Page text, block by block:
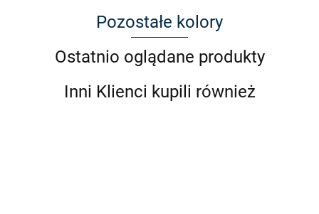
Pozostałe kolory
Ostatnio oglądane produkty
Inni Klienci kupili również